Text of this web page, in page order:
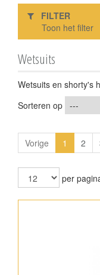
FILTER
Toon het filter
Wetsuits
Wetsuits en shorty's
Sorteren op
Vorige 1 2
per